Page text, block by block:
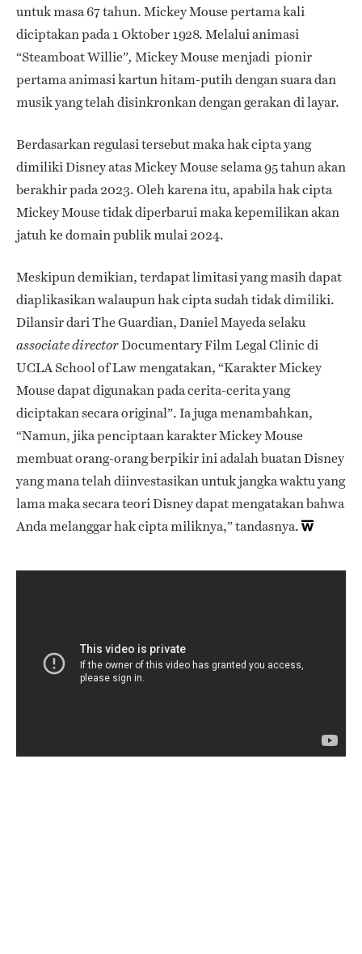
untuk masa 67 tahun. Mickey Mouse pertama kali
diciptakan pada 1 Oktober 1928. Melalui animasi
“Steamboat Willie”, Mickey Mouse menjadi pionir
pertama animasi kartun hitam-putih dengan suara dan
musik yang telah disinkronkan dengan gerakan di layar.
Berdasarkan regulasi tersebut maka hak cipta yang
dimiliki Disney atas Mickey Mouse selama 95 tahun akan
berakhir pada 2023. Oleh karena itu, apabila hak cipta
Mickey Mouse tidak diperbarui maka kepemilikan akan
jatuh ke domain publik mulai 2024.
Meskipun demikian, terdapat limitasi yang masih dapat
diaplikasikan walaupun hak cipta sudah tidak dimiliki.
Dilansir dari The Guardian, Daniel Mayeda selaku
associate directorDocumentary Film Legal Clinic di
UCLA School of Law mengatakan, “Karakter Mickey
Mouse dapat digunakan pada cerita-cerita yang
diciptakan secara original”. Ia juga menambahkan,
“Namun, jika penciptaan karakter Mickey Mouse
membuat orang-orang berpikir ini adalah buatan Disney
yang mana telah diinvestasikan untuk jangka waktu yang
lama maka secara teori Disney dapat mengatakan bahwa
Anda melanggar hak cipta miliknya,” tandasnya.